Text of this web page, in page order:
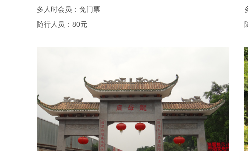
多人时会员：免门票
随行人员：80元